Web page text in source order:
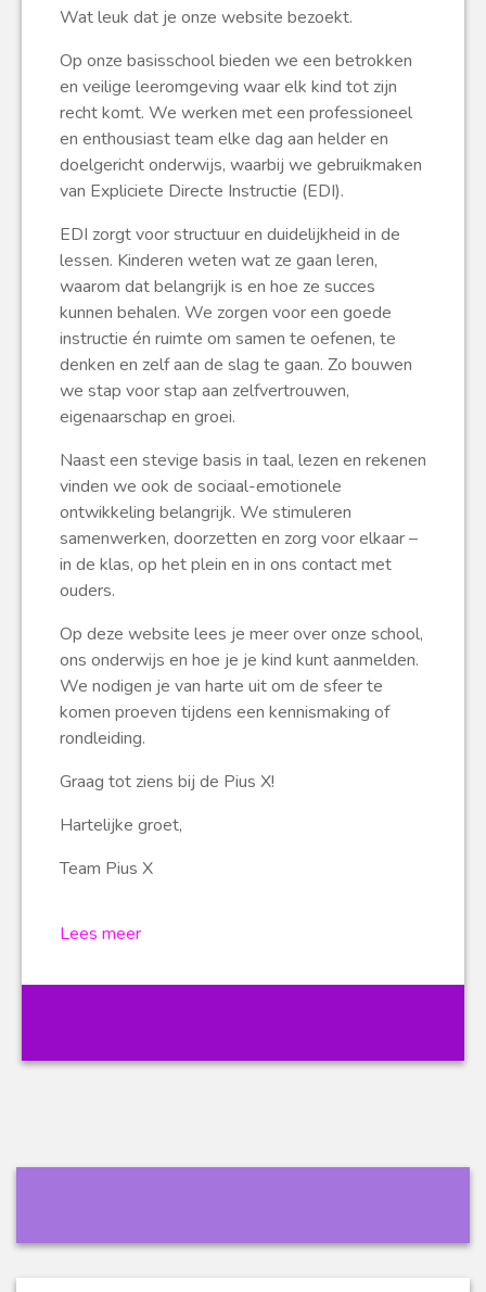
Wat leuk dat je onze website bezoekt.
Op onze basisschool bieden we een betrokken
en veilige leeromgeving waar elk kind tot zijn
recht komt. We werken met een professioneel
en enthousiast team elke dag aan helder en
doelgericht onderwijs, waarbij we gebruikmaken
van Expliciete Directe Instructie (EDI).
EDI zorgt voor structuur en duidelijkheid in de
lessen. Kinderen weten wat ze gaan leren,
waarom dat belangrijk is en hoe ze succes
kunnen behalen. We zorgen voor een goede
instructie én ruimte om samen te oefenen, te
denken en zelf aan de slag te gaan. Zo bouwen
we stap voor stap aan zelfvertrouwen,
eigenaarschap en groei.
Naast een stevige basis in taal, lezen en rekenen
vinden we ook de sociaal-emotionele
ontwikkeling belangrijk. We stimuleren
samenwerken, doorzetten en zorg voor elkaar –
in de klas, op het plein en in ons contact met
ouders.
Op deze website lees je meer over onze school,
ons onderwijs en hoe je je kind kunt aanmelden.
We nodigen je van harte uit om de sfeer te
komen proeven tijdens een kennismaking of
rondleiding.
Graag tot ziens bij de Pius X!
Hartelijke groet,
Team Pius X
Lees meer